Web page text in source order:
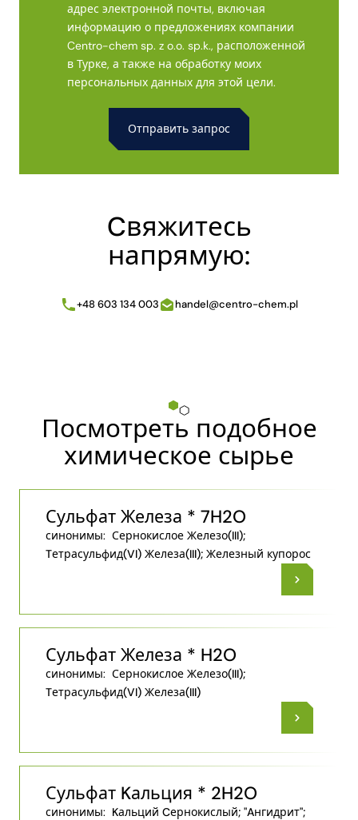
адрес электронной почты, включая
информацию о предложениях компании
Centro-chem sp. z o.o. sp.k., расположенной
в Турке, а также на обработку моих
персональных данных для этой цели.
Cвяжитесь
напрямую:
+48 603 134 003 handel@centro-chem.pl
Посмотреть подобное
химическое сырье
Сульфат Железа * 7H2O
синонимы: Сернокислое Железо(III);
Tетрасульфид(VI) Железа(III); Железный купорос
Сульфат Железа * H2O
синонимы: Сернокислое Железо(III);
Tетрасульфид(VI) Железа(III)
Сульфат Kальция * 2H2O
синонимы: Kальций Cернокислый; "Aнгидрит";